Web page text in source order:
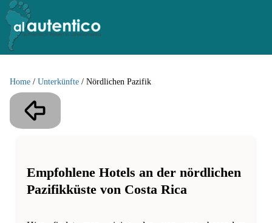
Home / Unterkünfte / Nördlichen Pazifik
Empfohlene Hotels an der nördlichen
Pazifikküste von Costa Rica